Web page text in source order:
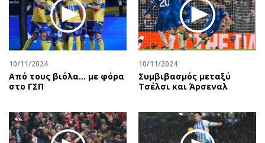
10/11/2024
Από τους βιόλα... με φόρα
στο ΓΣΠ
10/11/2024
Συμβιβασμός μεταξύ
Τσέλσι και Άρσεναλ